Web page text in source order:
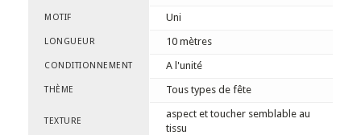
MOTIF Uni
LONGUEUR 10 mètres
CONDITIONNEMENT A l'unité
THÈME Tous types de fête
TEXTURE
aspect et toucher semblable au
tissu